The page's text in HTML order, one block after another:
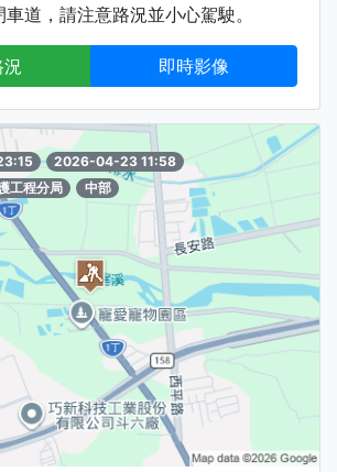
道，請注意路況並小心駕駛。
即時影像
2026-04-23 11:58
工程分局
中部